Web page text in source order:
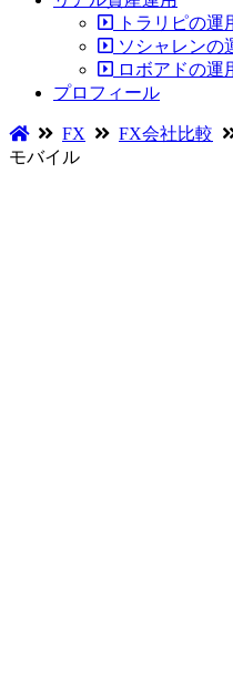
トラリピの運
ソシャレンの
ロボアドの運
プロフィール
FX FX会社比較
モバイル